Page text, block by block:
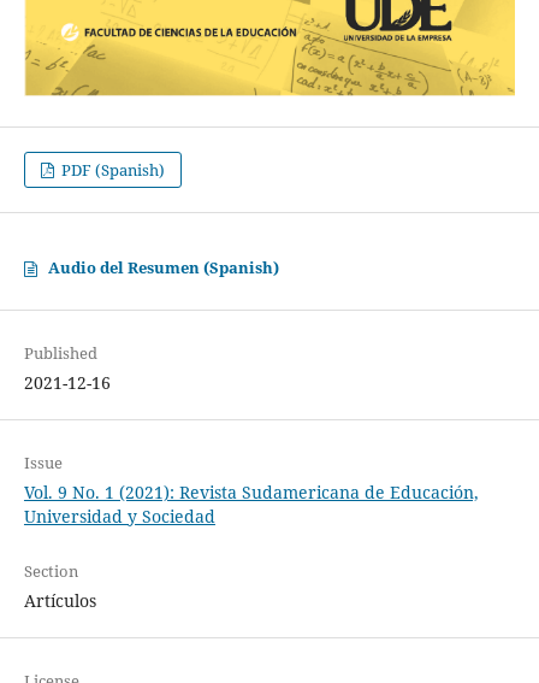
PDF (Spanish)
Audio del Resumen (Spanish)
Published
2021-12-16
Issue
Vol. 9 No. 1 (2021): Revista Sudamericana de Educación,
Universidad y Sociedad
Section
Artículos